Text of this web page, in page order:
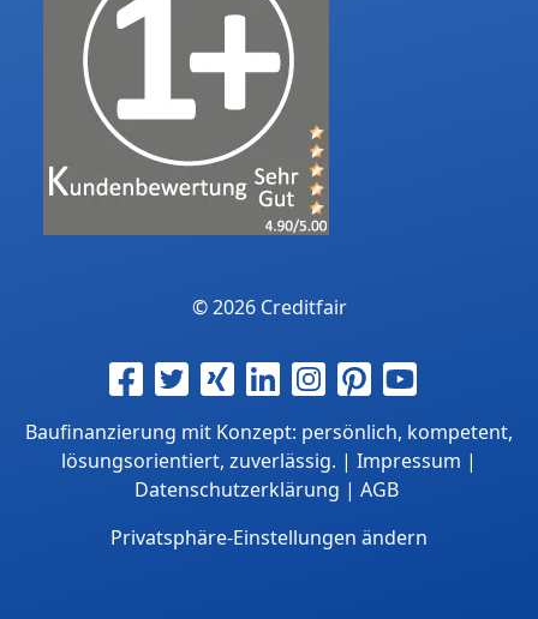
© 2026 Creditfair
Baufinanzierung mit Konzept: persönlich, kompetent,
lösungsorientiert, zuverlässig. | Impressum |
Datenschutzerklärung | AGB
Privatsphäre-Einstellungen ändern